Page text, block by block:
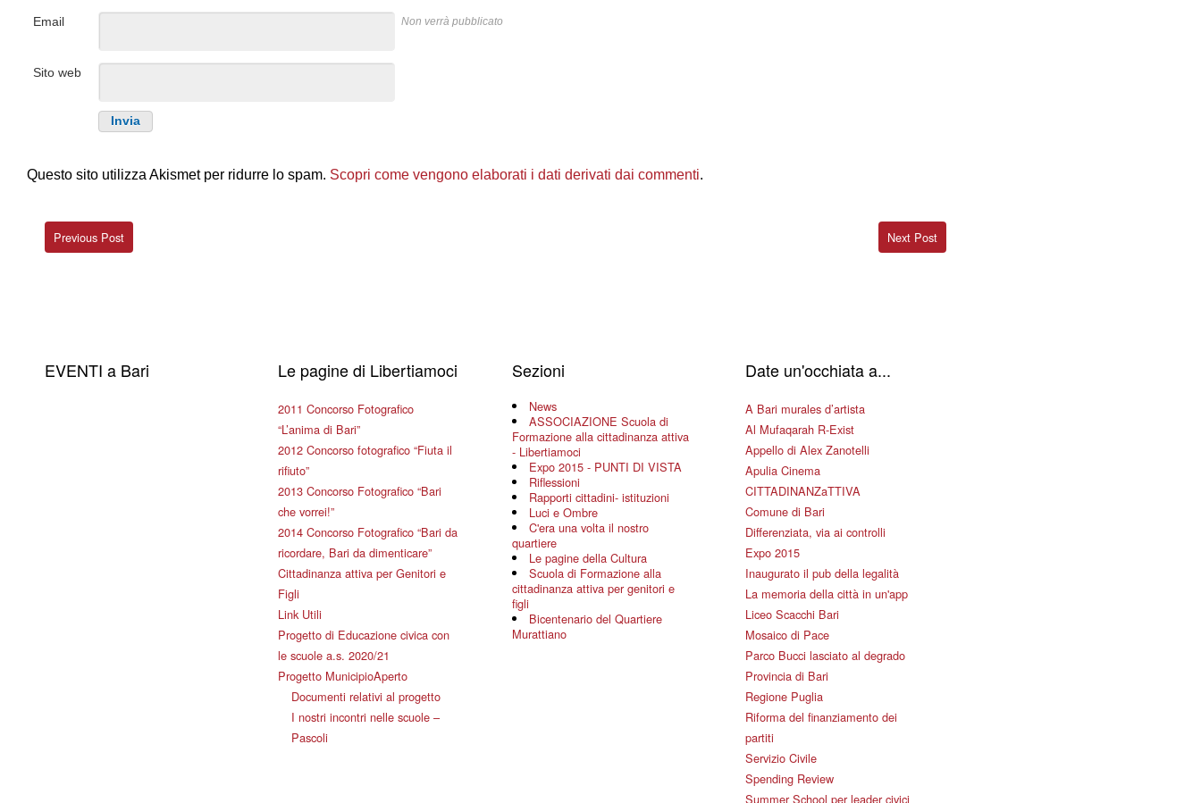
Email Non verrà pubblicato
Sito web
Questo sito utilizza Akismet per ridurre lo spam. Scopri come vengono elaborati i dati derivati dai commenti.
Next Post
Previous Post
EVENTI a Bari Le pagine di Libertiamoci
2011 Concorso Fotografico
“L’anima di Bari”
2012 Concorso fotografico “Fiuta il
rifiuto”
2013 Concorso Fotografico “Bari
che vorrei!”
2014 Concorso Fotografico “Bari da
ricordare, Bari da dimenticare”
Cittadinanza attiva per Genitori e
Figli
Link Utili
Progetto di Educazione civica con
le scuole a.s. 2020/21
Progetto MunicipioAperto
Documenti relativi al progetto
I nostri incontri nelle scuole –
Pascoli
Sezioni
News
ASSOCIAZIONE Scuola di
Formazione alla cittadinanza attiva
- Libertiamoci
Expo 2015 - PUNTI DI VISTA
Riflessioni
Rapporti cittadini- istituzioni
Luci e Ombre
C'era una volta il nostro
quartiere
Le pagine della Cultura
Scuola di Formazione alla
cittadinanza attiva per genitori e
figli
Bicentenario del Quartiere
Murattiano
Date un'occhiata a...
A Bari murales d’artista
Al Mufaqarah R-Exist
Appello di Alex Zanotelli
Apulia Cinema
CITTADINANZaTTIVA
Comune di Bari
Differenziata, via ai controlli
Expo 2015
Inaugurato il pub della legalità
La memoria della città in un'app
Liceo Scacchi Bari
Mosaico di Pace
Parco Bucci lasciato al degrado
Provincia di Bari
Regione Puglia
Riforma del finanziamento dei
partiti
Servizio Civile
Spending Review
Summer School per leader civici